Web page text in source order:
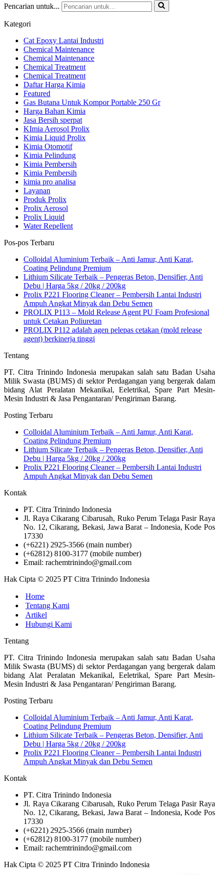
Pencarian untuk...
Kategori
Cat Epoxy Lantai Industri
Chemical Maintenance
Chemical Maintenance
Chemical Treatment
Chemical Treatment
Daftar Harga Kimia
Featured
Gas Butana Untuk Kompor Portable 250 Gr
Harga Bahan Kimia
Jasa Bersih sperpat
KImia Aerosol Prolix
Kimia Liquid Prolix
Kimia Otomotif
Kimia Pelindung
Kimia Pembersih
Kimia Pembersih
kimia pro analisa
Layanan
Produk Prolix
Prolix Aerosol
Prolix Liquid
Water Repellent
Pos-pos Terbaru
Colloidal Aluminium Terbaik – Anti Jamur, Anti Karat,
Coating Pelindung Premium
Lithium Silicate Terbaik – Pengeras Beton, Densifier, Anti
Debu | Harga 5kg / 20kg / 200kg
Prolix P221 Flooring Cleaner – Pembersih Lantai Industri
Ampuh Angkat Minyak dan Debu Semen
PROLIX P113 – Mold Release Agent PU Foam Profesional
untuk Cetakan Poliuretan
PROLIX P112 adalah agen pelepas cetakan (mold release
agent) berkinerja tinggi
Tentang
PT. Citra Trinindo Indonesia merupakan salah satu Badan Usaha
Milik Swasta (BUMS) di sektor Perdagangan yang bergerak dalam
bidang Alat Peralatan Mekanikal, Eeletrikal, Spare Part Mesin-
Mesin Industri & Jasa Pengantaran/ Pengiriman Barang.
Posting Terbaru
Colloidal Aluminium Terbaik – Anti Jamur, Anti Karat,
Coating Pelindung Premium
Lithium Silicate Terbaik – Pengeras Beton, Densifier, Anti
Debu | Harga 5kg / 20kg / 200kg
Prolix P221 Flooring Cleaner – Pembersih Lantai Industri
Ampuh Angkat Minyak dan Debu Semen
Kontak
PT. Citra Trinindo Indonesia
Jl. Raya Cikarang Cibarusah, Ruko Perum Telaga Pasir Raya
No. 12, Cikarang, Bekasi, Jawa Barat – Indonesia, Kode Pos
17330
(+6221) 2925-3566 (main number)
(+62812) 8100-3177 (mobile number)
Email: rachemtrinindo@gmail.com
Hak Cipta © 2025 PT Citra Trinindo Indonesia
Home
Tentang Kami
Artikel
Hubungi Kami
Tentang
PT. Citra Trinindo Indonesia merupakan salah satu Badan Usaha
Milik Swasta (BUMS) di sektor Perdagangan yang bergerak dalam
bidang Alat Peralatan Mekanikal, Eeletrikal, Spare Part Mesin-
Mesin Industri & Jasa Pengantaran/ Pengiriman Barang.
Posting Terbaru
Colloidal Aluminium Terbaik – Anti Jamur, Anti Karat,
Coating Pelindung Premium
Lithium Silicate Terbaik – Pengeras Beton, Densifier, Anti
Debu | Harga 5kg / 20kg / 200kg
Prolix P221 Flooring Cleaner – Pembersih Lantai Industri
Ampuh Angkat Minyak dan Debu Semen
Kontak
PT. Citra Trinindo Indonesia
Jl. Raya Cikarang Cibarusah, Ruko Perum Telaga Pasir Raya
No. 12, Cikarang, Bekasi, Jawa Barat – Indonesia, Kode Pos
17330
(+6221) 2925-3566 (main number)
(+62812) 8100-3177 (mobile number)
Email: rachemtrinindo@gmail.com
Hak Cipta © 2025 PT Citra Trinindo Indonesia